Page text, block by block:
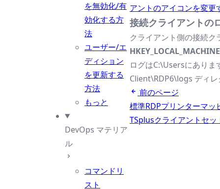
を無効化/有
効化する方
法
ユーザー/エ
ディション
を更新する
方法
もっと
DevOps マテリア
ル
コマンドリ
スト
アントのアイコンを変
接続クライアントの
クライアント側の接続
ログはC:\Usersにありま
Client\RDP6\logs ディ
前のページ
標準RDPプリンターマ
TSplusクライアントセ